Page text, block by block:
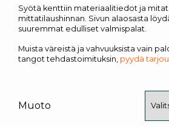
Syötä kenttiin materiaalitiedot ja mitat
mittatilaushinnan. Sivun alaosasta
suuremmat edulliset valmispalat.
Muista väreistä ja vahvuuksista vain
tangot tehdastoimituksin, pyydä
Muoto